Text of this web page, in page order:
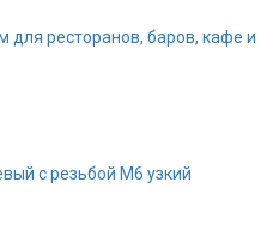
для ресторанов, баров, кафе и
с резьбой М6 узкий